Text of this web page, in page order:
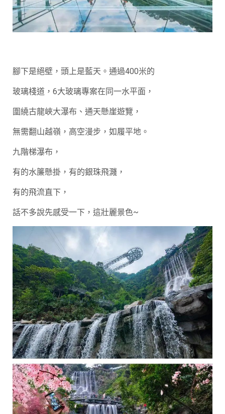
腳下是絕壁，頭上是藍天。通過400米的
玻璃棧道，6大玻璃專案在同一水平面，
圍繞古龍峽大瀑布、通天懸崖遊覽，
無需翻山越嶺，高空漫步，如履平地。
九階梯瀑布，
有的水簾懸掛，有的銀珠飛濺，
有的飛流直下，
話不多說先感受一下，這壯麗景色~